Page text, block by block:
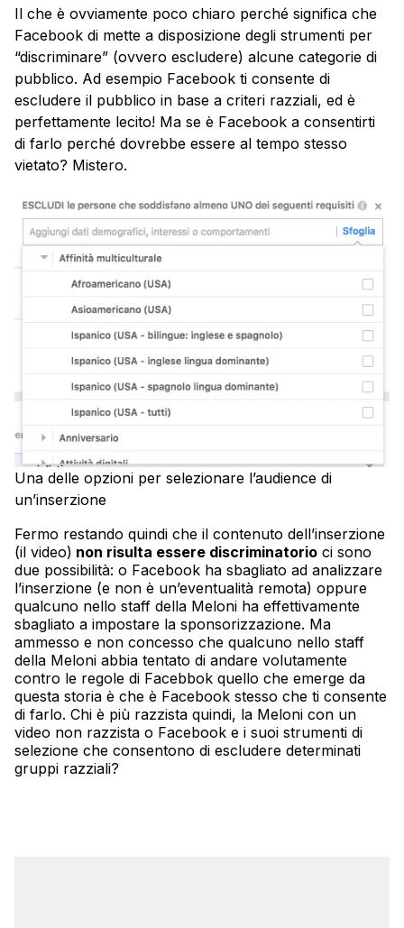
Il che è ovviamente poco chiaro perché significa che
Facebook di mette a disposizione degli strumenti per
“discriminare” (ovvero escludere) alcune categorie di
pubblico. Ad esempio Facebook ti consente di
escludere il pubblico in base a criteri razziali, ed è
perfettamente lecito! Ma se è Facebook a consentirti
di farlo perché dovrebbe essere al tempo stesso
vietato? Mistero.
Una delle opzioni per selezionare l’audience di
un’inserzione
Fermo restando quindi che il contenuto dell’inserzione
(il video) non risulta essere discriminatorio ci sono
due possibilità: o Facebook ha sbagliato ad analizzare
l’inserzione (e non è un’eventualità remota) oppure
qualcuno nello staff della Meloni ha effettivamente
sbagliato a impostare la sponsorizzazione. Ma
ammesso e non concesso che qualcuno nello staff
della Meloni abbia tentato di andare volutamente
contro le regole di Facebbok quello che emerge da
questa storia è che è Facebook stesso che ti consente
di farlo. Chi è più razzista quindi, la Meloni con un
video non razzista o Facebook e i suoi strumenti di
selezione che consentono di escludere determinati
gruppi razziali?